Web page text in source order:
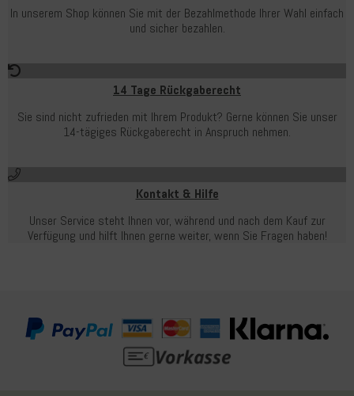
In unserem Shop können Sie mit der Bezahlmethode Ihrer Wahl einfach
und sicher bezahlen.
14 Tage Rückgaberecht
Sie sind nicht zufrieden mit Ihrem Produkt? Gerne können Sie unser
14-tägiges Rückgaberecht in Anspruch nehmen.
Kontakt & Hilfe
Unser Service steht Ihnen vor, während und nach dem Kauf zur
Verfügung und hilft Ihnen gerne weiter, wenn Sie Fragen haben!